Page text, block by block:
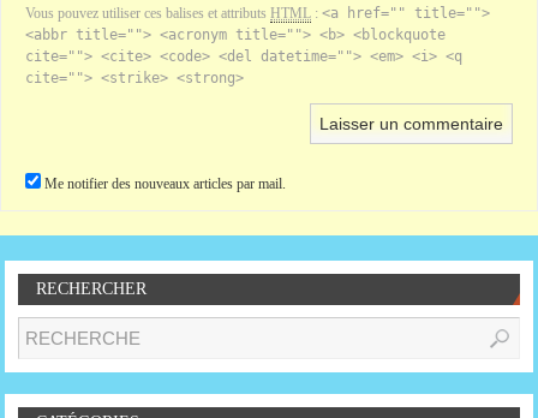
Vous pouvez utiliser ces balises et attributs HTML : <a href="" title="">
<abbr title=""> <acronym title=""> <b> <blockquote
cite=""> <cite> <code> <del datetime=""> <em> <i> <q
cite=""> <strike> <strong>
Me notifier des nouveaux articles par mail.
RECHERCHER